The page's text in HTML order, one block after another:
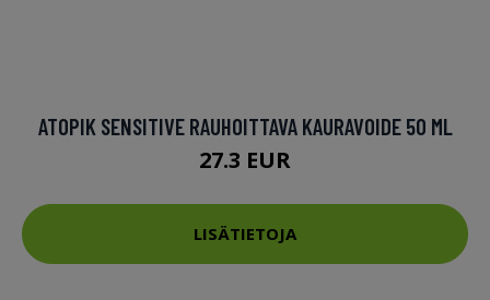
ATOPIK SENSITIVE RAUHOITTAVA KAURAVOIDE 50 ML
27.3 EUR
LISÄTIETOJA